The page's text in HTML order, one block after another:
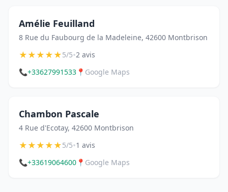
Amélie Feuilland
8 Rue du Faubourg de la Madeleine, 42600 Montbrison
★★★★★5/5•2 avis
📞+33627991533 📍 Google Maps
Chambon Pascale
4 Rue d'Ecotay, 42600 Montbrison
★★★★★5/5•1 avis
📞+33619064600 📍 Google Maps